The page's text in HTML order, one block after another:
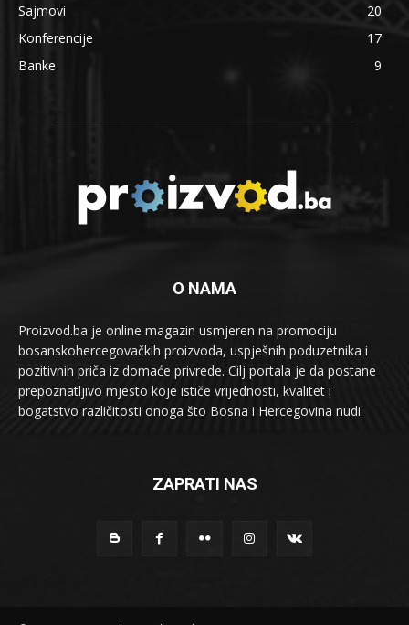
Sajmovi
20
Konferencije
17
Banke
9
O NAMA
Proizvod.ba je online magazin usmjeren na promociju
bosanskohercegovačkih proizvoda, uspješnih poduzetnika i
pozitivnih priča iz domaće privrede. Cilj portala je da postane
prepoznatljivo mjesto koje ističe vrijednosti, kvalitet i
bogatstvo različitosti onoga što Bosna i Hercegovina nudi.
ZAPRATI NAS